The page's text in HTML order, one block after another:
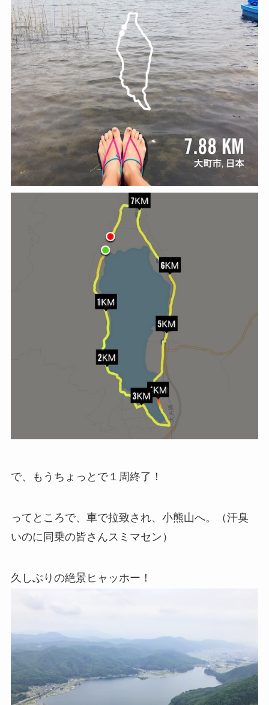
で、もうちょっとで１周終了！
ってところで、車で拉致され、小熊山へ。（汗臭
いのに同乗の皆さんスミマセン）
久しぶりの絶景ヒャッホー！